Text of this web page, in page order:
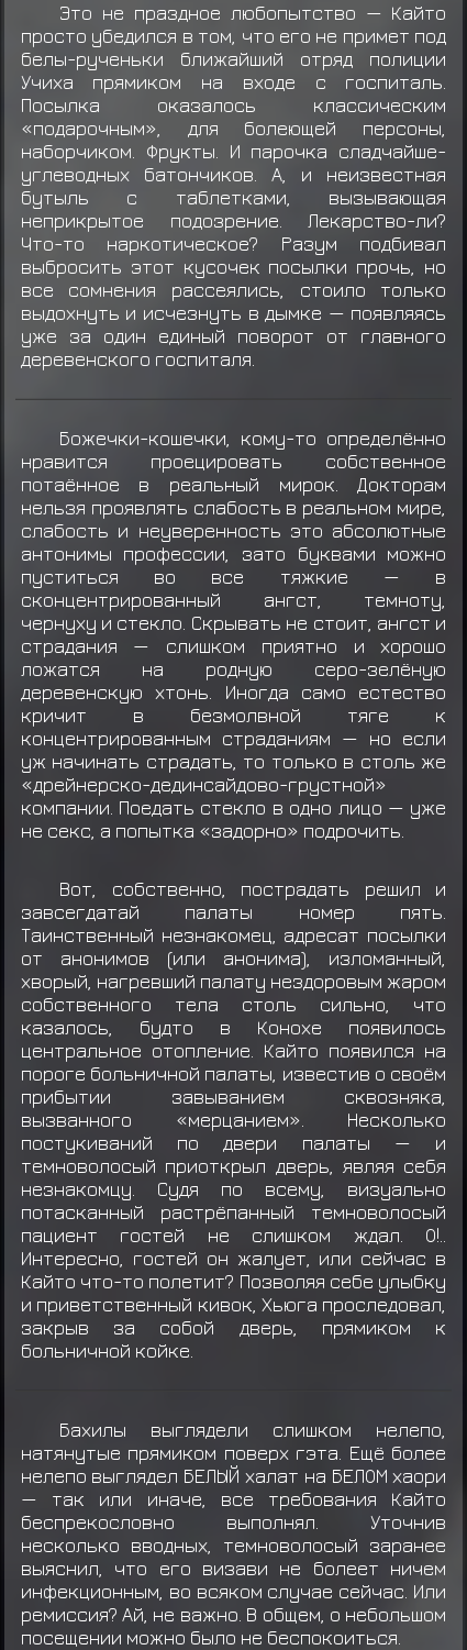
Это не праздное любопытство — Кайто
просто убедился в том, что его не примет под
белы-рученьки ближайший отряд полиции
Учиха прямиком на входе с госпиталь.
Посылка оказалось классическим
«подарочным», для болеющей персоны,
наборчиком. Фрукты. И парочка сладчайше-
углеводных батончиков. А, и неизвестная
бутыль с таблетками, вызывающая
неприкрытое подозрение. Лекарство-ли?
Что-то наркотическое? Разум подбивал
выбросить этот кусочек посылки прочь, но
все сомнения рассеялись, стоило только
выдохнуть и исчезнуть в дымке — появляясь
уже за один единый поворот от главного
деревенского госпиталя.
Божечки-кошечки, кому-то определённо
нравится проецировать собственное
потаённое в реальный мирок. Докторам
нельзя проявлять слабость в реальном мире,
слабость и неуверенность это абсолютные
антонимы профессии, зато буквами можно
пуститься во все тяжкие — в
сконцентрированный ангст, темноту,
чернуху и стекло. Скрывать не стоит, ангст и
страдания — слишком приятно и хорошо
ложатся на родную серо-зелёную
деревенскую хтонь. Иногда само естество
кричит в безмолвной тяге к
концентрированным страданиям — но если
уж начинать страдать, то только в столь же
«дрейнерско-дединсайдово-грустной»
компании. Поедать стекло в одно лицо — уже
не секс, а попытка «задорно» подрочить.
Вот, собственно, пострадать решил и
завсегдатай палаты номер пять.
Таинственный незнакомец, адресат посылки
от анонимов (или анонима), изломанный,
хворый, нагревший палату нездоровым жаром
собственного тела столь сильно, что
казалось, будто в Конохе появилось
центральное отопление. Кайто появился на
пороге больничной палаты, известив о своём
прибытии завыванием сквозняка,
вызванного «мерцанием». Несколько
постукиваний по двери палаты — и
темноволосый приоткрыл дверь, являя себя
незнакомцу. Судя по всему, визуально
потасканный растрёпанный темноволосый
пациент гостей не слишком ждал. О!..
Интересно, гостей он жалует, или сейчас в
Кайто что-то полетит? Позволяя себе улыбку
и приветственный кивок, Хьюга проследовал,
закрыв за собой дверь, прямиком к
больничной койке.
Бахилы выглядели слишком нелепо,
натянутые прямиком поверх гэта. Ещё более
нелепо выглядел БЕЛЫЙ халат на БЕЛОМ хаори
— так или иначе, все требования Кайто
беспрекословно выполнял. Уточнив
несколько вводных, темноволосый заранее
выяснил, что его визави не болеет ничем
инфекционным, во всяком случае сейчас. Или
ремиссия? Ай, не важно. В общем, о небольшом
посещении можно было не беспокоиться.